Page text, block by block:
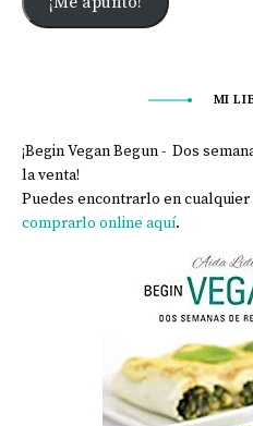
MI
¡Begin Vegan Begun - Dos
la venta!
Puedes encontrarlo en
comprarlo online aquí.